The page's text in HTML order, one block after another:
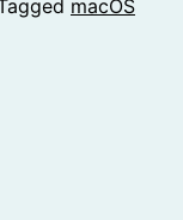
macOS